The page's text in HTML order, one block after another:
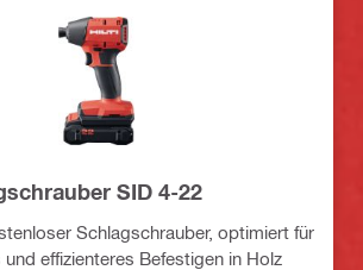
SID 4-22
Schlagschrauber, optimiert für
effizienteres Befestigen in Holz